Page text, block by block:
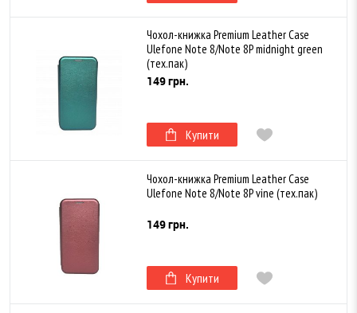
Чохол-книжка Premium Leather Case
Ulefone Note 8/Note 8P midnight green
(тех.пак)
149 грн.
Купити
Чохол-книжка Premium Leather Case
Ulefone Note 8/Note 8P vine (тех.пак)
149 грн.
Купити